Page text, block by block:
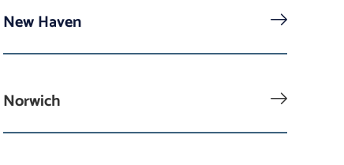
New Haven
Norwich